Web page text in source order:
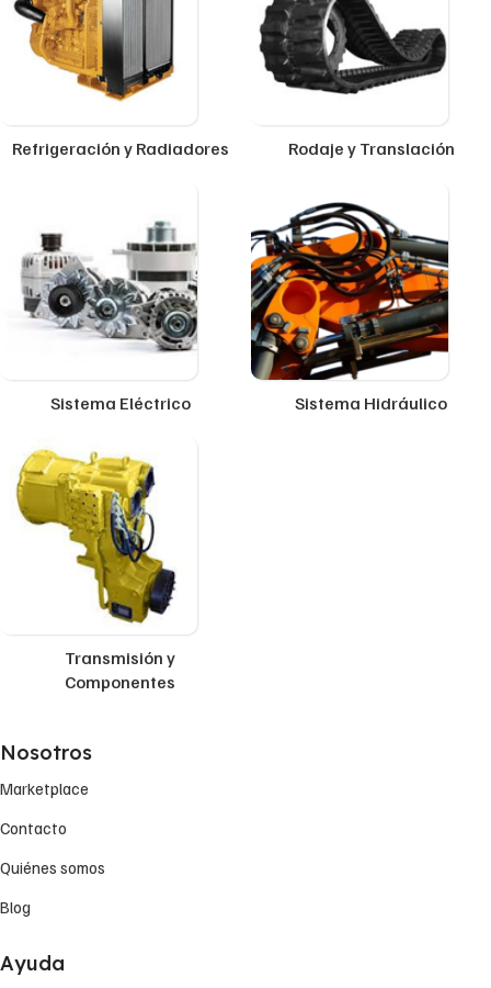
Refrigeración y Radiadores Rodaje y Translación
Sistema Eléctrico Sistema Hidráulico
Transmisión y
Componentes
Nosotros
Marketplace
Contacto
Quiénes somos
Blog
Ayuda